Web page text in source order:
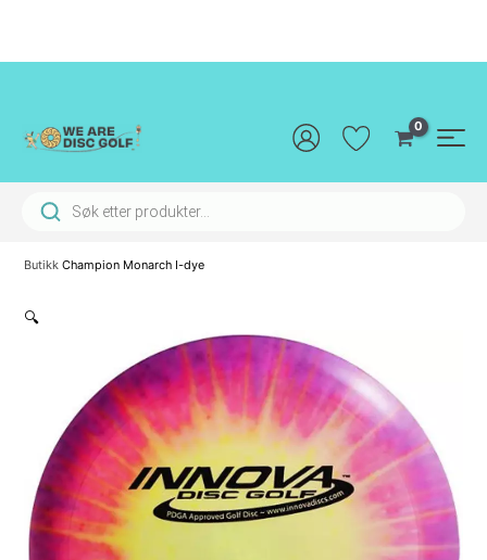
innholdet
Products search
Butikk Champion Monarch I-dye
🔍